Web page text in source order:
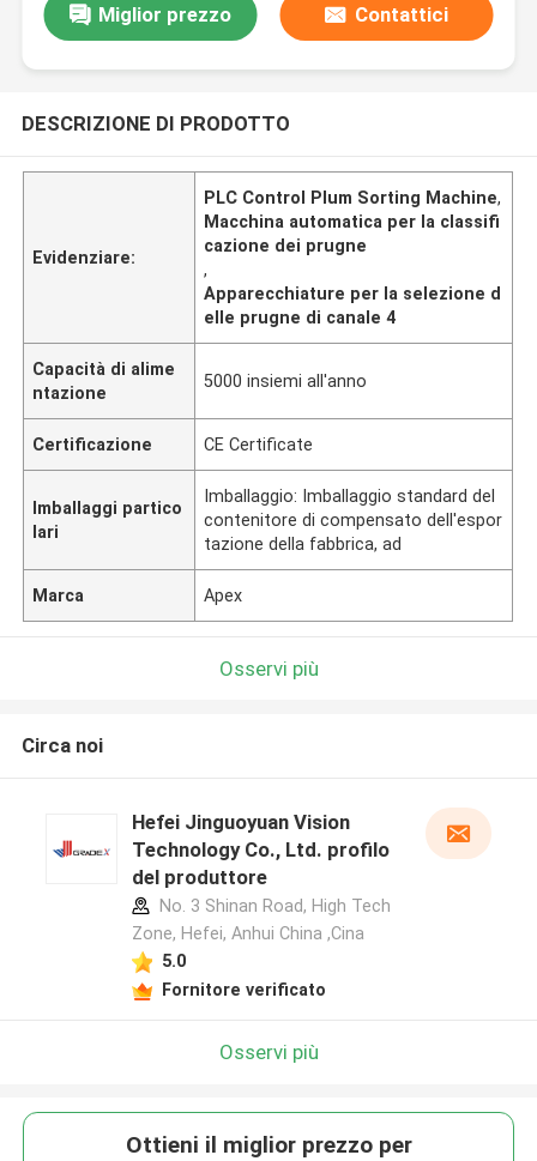
Miglior prezzo Contattici
DESCRIZIONE DI PRODOTTO
Evidenziare:
PLC Control Plum Sorting Machine,
Macchina automatica per la classifi
cazione dei prugne
,
Apparecchiature per la selezione d
elle prugne di canale 4
Capacità di alime
ntazione
5000 insiemi all'anno
Certificazione CE Certificate
Imballaggi partico
lari
Imballaggio: Imballaggio standard del
contenitore di compensato dell'espor
tazione della fabbrica, ad
Marca Apex
Osservi più
Circa noi
Hefei Jinguoyuan Vision
Technology Co., Ltd. profilo
del produttore
No. 3 Shinan Road, High Tech
Zone, Hefei, Anhui China ,Cina
5.0
Fornitore verificato
Osservi più
Ottieni il miglior prezzo per